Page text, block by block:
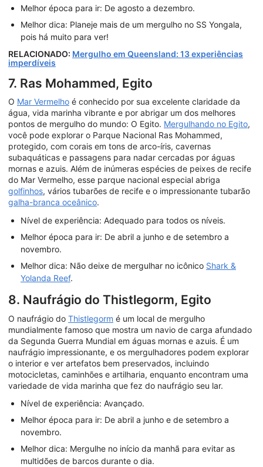
Melhor época para ir: De agosto a dezembro.
Melhor dica: Planeje mais de um mergulho no SS Yongala,
pois há muito para ver!
RELACIONADO: Mergulho em Queensland: 13 experiências
imperdíveis
7. Ras Mohammed, Egito
O Mar Vermelho é conhecido por sua excelente claridade da
água, vida marinha vibrante e por abrigar um dos melhores
pontos de mergulho do mundo: O Egito. Mergulhando no Egito,
você pode explorar o Parque Nacional Ras Mohammed,
protegido, com corais em tons de arco-íris, cavernas
subaquáticas e passagens para nadar cercadas por águas
mornas e azuis. Além de inúmeras espécies de peixes de recife
do Mar Vermelho, esse parque nacional especial abriga
golfinhos, vários tubarões de recife e o impressionante tubarão
galha-branca oceânico.
Nível de experiência: Adequado para todos os níveis.
Melhor época para ir: De abril a junho e de setembro a
novembro.
Melhor dica: Não deixe de mergulhar no icônico Shark &
Yolanda Reef.
8. Naufrágio do Thistlegorm, Egito
O naufrágio do Thistlegorm é um local de mergulho
mundialmente famoso que mostra um navio de carga afundado
da Segunda Guerra Mundial em águas mornas e azuis. É um
naufrágio impressionante, e os mergulhadores podem explorar
o interior e ver artefatos bem preservados, incluindo
motocicletas, caminhões e artilharia, enquanto encontram uma
variedade de vida marinha que fez do naufrágio seu lar.
Nível de experiência: Avançado.
Melhor época para ir: De abril a junho e de setembro a
novembro.
Melhor dica: Mergulhe no início da manhã para evitar as
multidões de barcos durante o dia.